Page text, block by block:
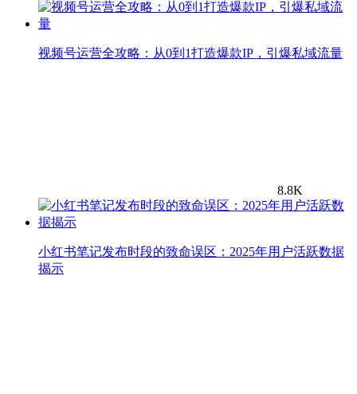
视频号运营全攻略：从0到1打造爆款IP，引爆私域流量
8.8K
小红书笔记发布时段的致命误区：2025年用户活跃数据
揭示